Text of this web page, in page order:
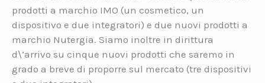
prodotti a marchio IMO (un cosmetico, un
dispositivo e due integratori) e due nuovi prodotti a
marchio Nutergia. Siamo inoltre in dirittura
d\’arrivo su cinque nuovi prodotti che saremo in
grado a breve di proporre sul mercato (tre dispositivi